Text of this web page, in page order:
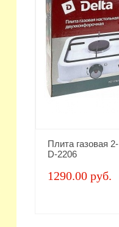
Плита газовая
D-2206
1290.00 руб.